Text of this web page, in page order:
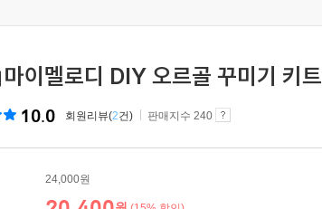
마이멜로디 DIY 오르골 꾸미기 키트
10.0 회원리뷰(2건) 판매지수 240
24,000원